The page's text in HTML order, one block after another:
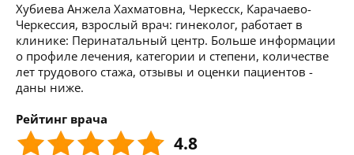
Хубиева Анжела Хахматовна, Черкесск, Карачаево-
Черкессия, взрослый врач: гинеколог, работает в
клинике: Перинатальный центр. Больше информации
о профиле лечения, категории и степени, количестве
лет трудового стажа, отзывы и оценки пациентов -
даны ниже.
Рейтинг врача
4.8